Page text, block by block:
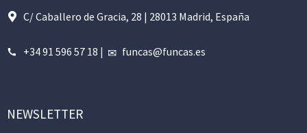
C/ Caballero de Gracia, 28 | 28013 Madrid, España
+34 91 596 57 18 | funcas@funcas.es
NEWSLETTER